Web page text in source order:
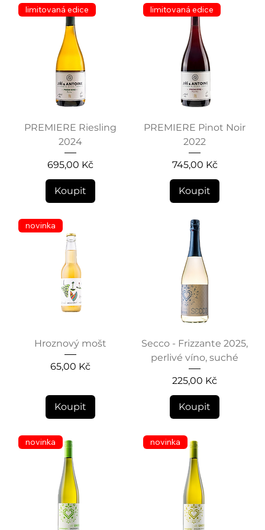
limitovaná edice
PREMIERE Riesling
2024
Cena
695,00 Kč
Koupit
limitovaná edice
PREMIERE Pinot Noir
2022
Cena
745,00 Kč
Koupit
novinka
Hroznový mošt
Cena
65,00 Kč
Koupit
Secco - Frizzante 2025,
perlivé víno, suché
Cena
225,00 Kč
Koupit
novinka novinka